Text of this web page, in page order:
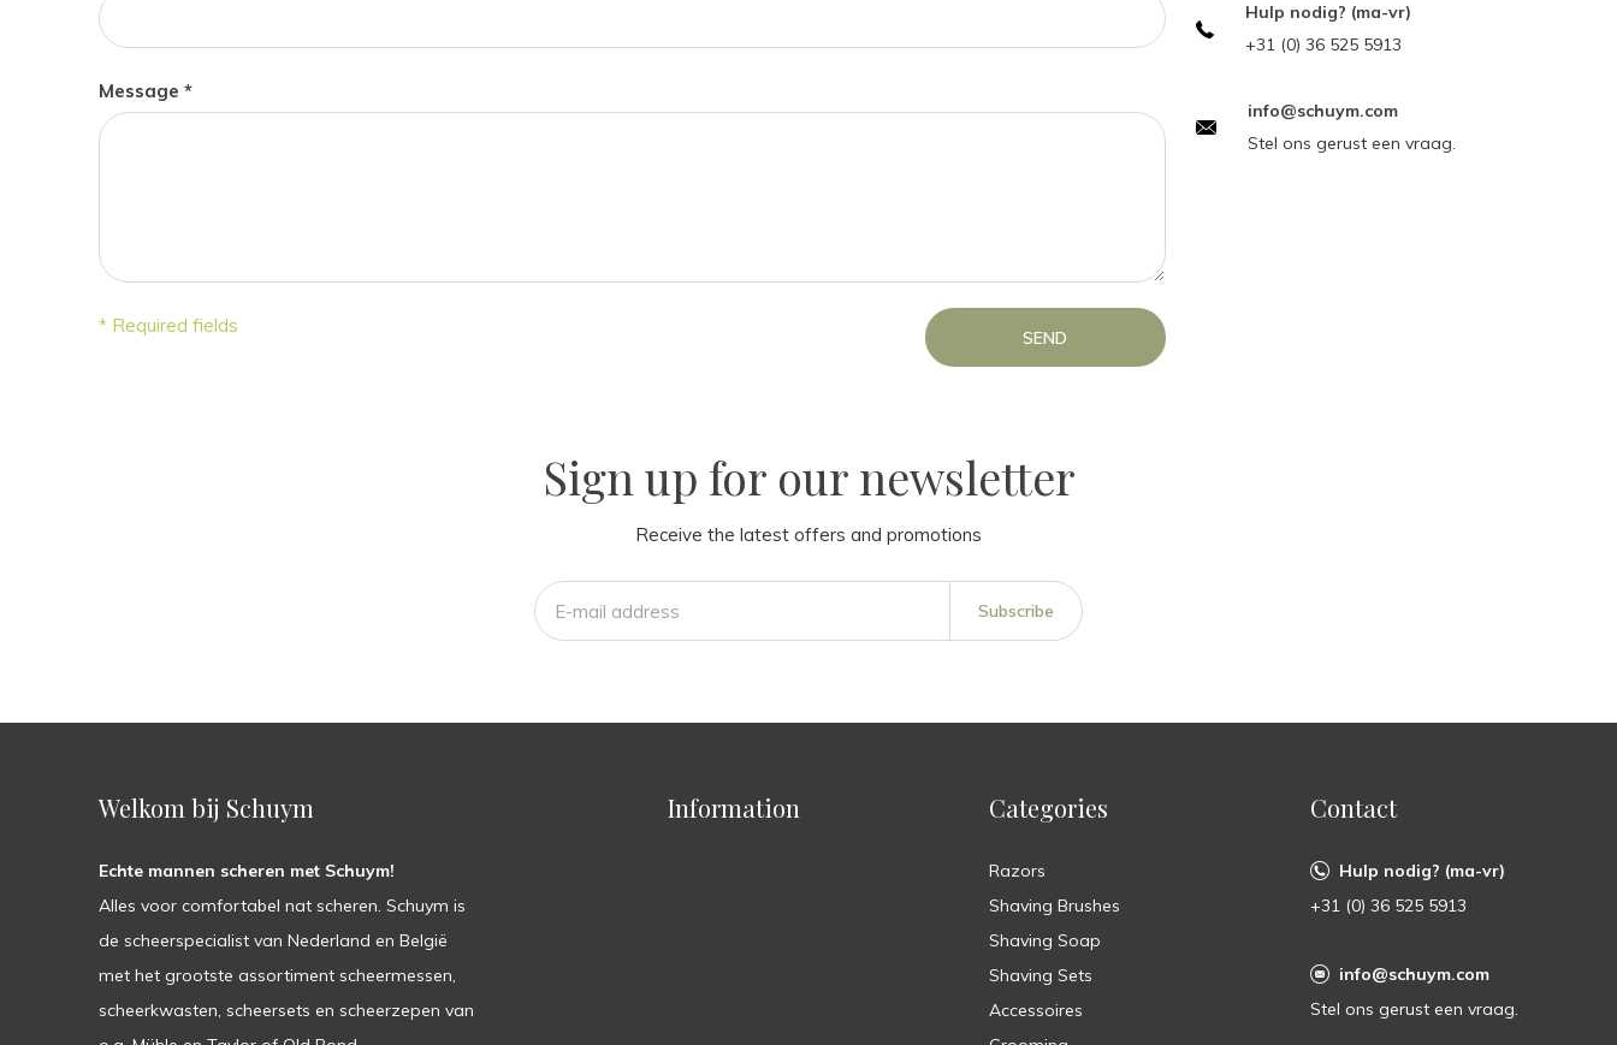
Message *
* Required fields
SEND
Hulp nodig? (ma-vr)
+31 (0) 36 525 5913
info@schuym.com
Stel ons gerust een vraag.
Sign up for our newsletter
Receive the latest offers and promotions
Subscribe
Welkom bij Schuym
Echte mannen scheren met Schuym!
Alles voor comfortabel nat scheren. Schuym is
de scheerspecialist van Nederland en België
met het grootste assortiment scheermessen,
scheerkwasten, scheersets en scheerzepen van
Information Categories
Razors
Shaving Brushes
Shaving Soap
Shaving Sets
Accessoires
Contact
Hulp nodig? (ma-vr)
+31 (0) 36 525 5913
info@schuym.com
Stel ons gerust een vraag.